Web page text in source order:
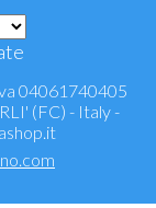
04061740405
(FC) - Italy -